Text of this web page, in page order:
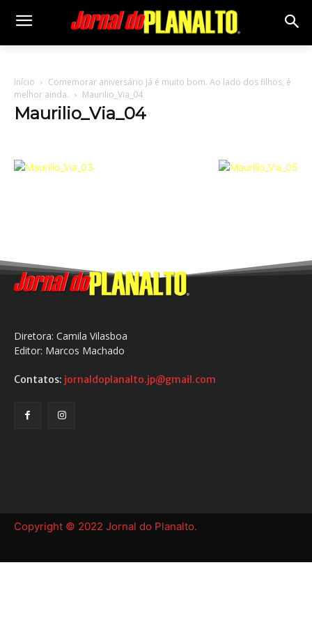
Início
Comemorar aniversário já é muito bom. Ao lado dos filhos, é
melhor ainda.
Maurilio_Via_04
Maurilio_Via_04
Diretora: Camila Vilasboa
Editor: Marcos Machado
Contatos: jornaldoplanalto.jp@gmail.com
Copyright © 2022 Jornal do Planalto.